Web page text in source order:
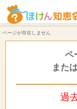
ページが存在しません | ほけん知恵袋
ページが存在しません
ペ
また
過